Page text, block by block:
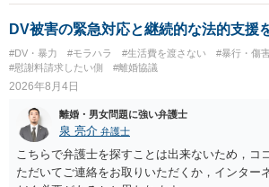
ことを窺わせるものです。）。ですから，慰謝
よいと思います。 ただ．慰謝料額については
いとして，この点を考慮されることになるか
今後のことを考えて書いてもらうか否かを検討
す。今ある証拠以上のことを証明（証明力を強
う。慰謝料請求としては証拠として使えること
値と夫との関係との均衡のように思います。 ③
いるのであれば，どのような内容の委任なのか
書士との協議になると思います。請求するか，
DV被害の緊急対応と継続的な法的支援
#DV・暴力 #モラハラ #生活費を渡さない
#暴行・傷
#慰謝料請求したい側
#離婚協議
2026年8月4日
離婚・男女問題に強い弁護士
泉 亮介 弁護士
こちらで弁護士を探すことは出来ないため，コ
ただいてご連絡をお取りいただくか，インター